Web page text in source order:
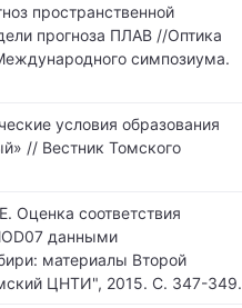
пространственной
прогноза ПЛАВ //Оптика
симпозиума.
условия образования
// Вестник Томского
Оценка соответствия
данными
материалы Второй
ЦНТИ", 2015. С. 347-349.